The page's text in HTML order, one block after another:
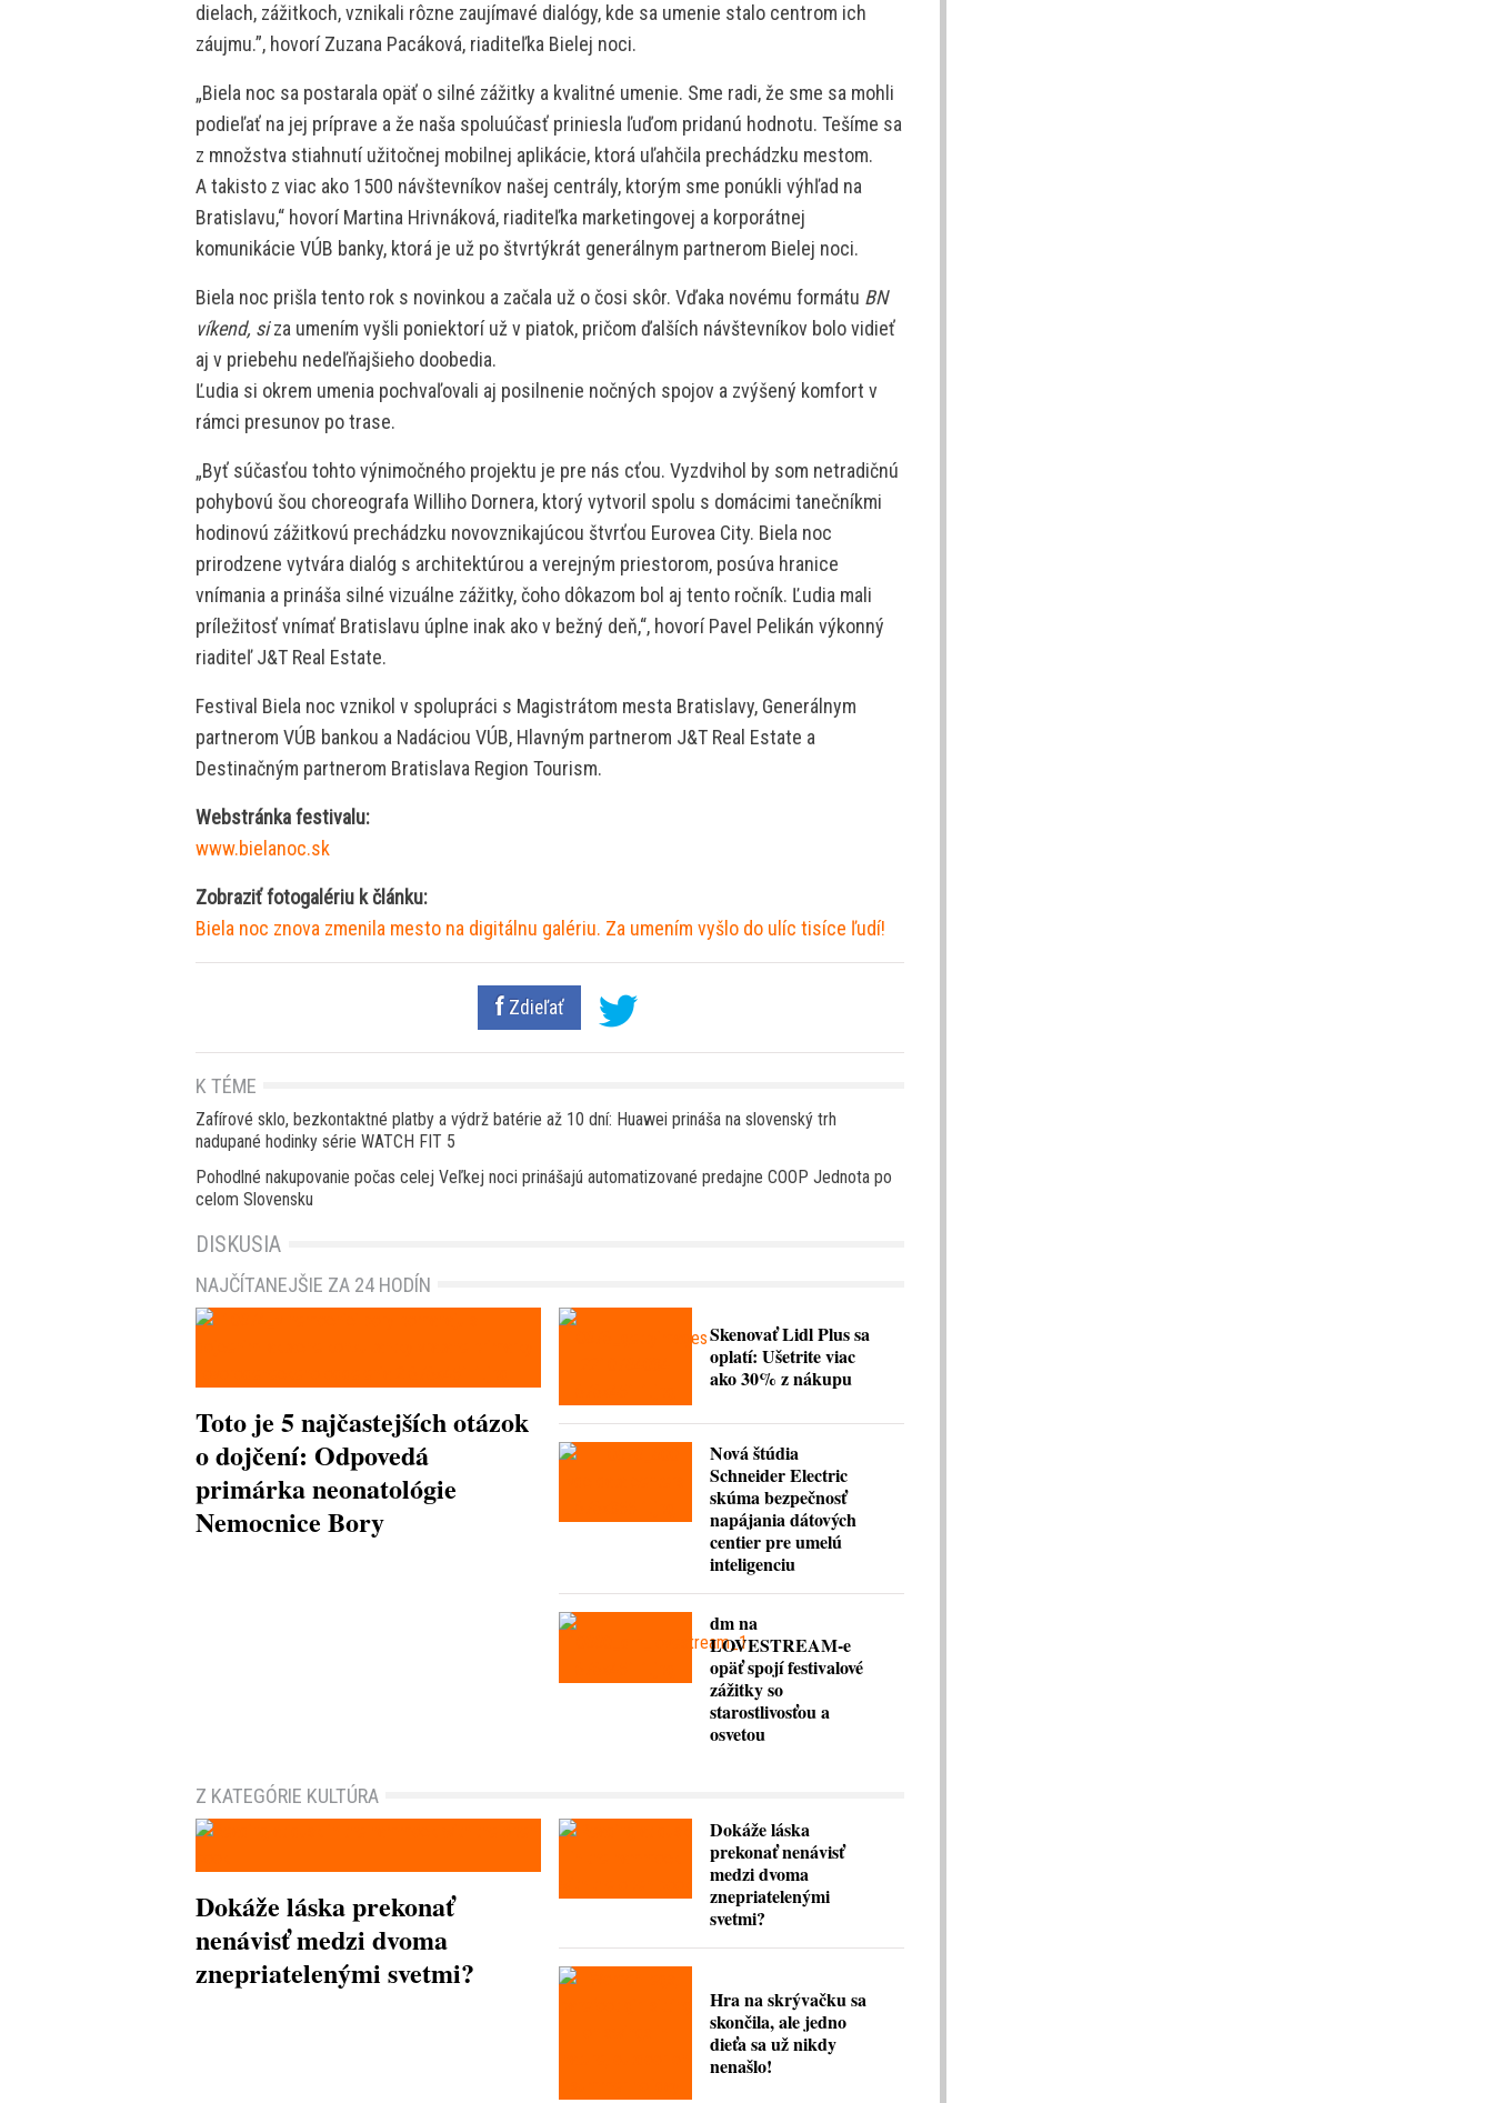
dielach, zážitkoch, vznikali rôzne zaujímavé dialógy, kde sa umenie stalo centrom ich
záujmu.”, hovorí Zuzana Pacáková, riaditeľka Bielej noci.
„Biela noc sa postarala opäť o silné zážitky a kvalitné umenie. Sme radi, že sme sa mohli
podieľať na jej príprave a že naša spoluúčasť priniesla ľuďom pridanú hodnotu. Tešíme sa
z množstva stiahnutí užitočnej mobilnej aplikácie, ktorá uľahčila prechádzku mestom.
A takisto z viac ako 1500 návštevníkov našej centrály, ktorým sme ponúkli výhľad na
Bratislavu,“ hovorí Martina Hrivnáková, riaditeľka marketingovej a korporátnej
komunikácie VÚB banky, ktorá je už po štvrtýkrát generálnym partnerom Bielej noci.
Biela noc prišla tento rok s novinkou a začala už o čosi skôr. Vďaka novému formátu BN
víkend, siza umením vyšli poniektorí už v piatok, pričom ďalších návštevníkov bolo vidieť
aj v priebehu nedeľňajšieho doobedia.
Ľudia si okrem umenia pochvaľovali aj posilnenie nočných spojov a zvýšený komfort v
rámci presunov po trase.
„Byť súčasťou tohto výnimočného projektu je pre nás cťou. Vyzdvihol by som netradičnú
pohybovú šou choreografa Williho Dornera, ktorý vytvoril spolu s domácimi tanečníkmi
hodinovú zážitkovú prechádzku novovznikajúcou štvrťou Eurovea City. Biela noc
prirodzene vytvára dialóg s architektúrou a verejným priestorom, posúva hranice
vnímania a prináša silné vizuálne zážitky, čoho dôkazom bol aj tento ročník. Ľudia mali
príležitosť vnímať Bratislavu úplne inak ako v bežný deň,“, hovorí Pavel Pelikán výkonný
riaditeľ J&T Real Estate.
Festival Biela noc vznikol v spolupráci s Magistrátom mesta Bratislavy, Generálnym
partnerom VÚB bankou a Nadáciou VÚB, Hlavným partnerom J&T Real Estate a
Destinačným partnerom Bratislava Region Tourism.
Webstránka festivalu:
www.bielanoc.sk
Zobraziť fotogalériu k článku:
Biela noc znova zmenila mesto na digitálnu galériu. Za umením vyšlo do ulíc tisíce ľudí!
Zdieľať
K TÉME
Zafírové sklo, bezkontaktné platby a výdrž batérie až 10 dní: Huawei prináša na slovenský trh
nadupané hodinky série WATCH FIT 5
Pohodlné nakupovanie počas celej Veľkej noci prinášajú automatizované predajne COOP Jednota po
celom Slovensku
DISKUSIA
NAJČÍTANEJŠIE ZA 24 HODÍN
Toto je 5 najčastejších otázok
o dojčení: Odpovedá
primárka neonatológie
Nemocnice Bory
Skenovať Lidl Plus sa
oplatí: Ušetrite viac
ako 30% z nákupu
Nová štúdia
Schneider Electric
skúma bezpečnosť
napájania dátových
centier pre umelú
inteligenciu
dm na
LOVESTREAM-e
opäť spojí festivalové
zážitky so
starostlivosťou a
osvetou
Z KATEGÓRIE KULTÚRA
Dokáže láska prekonať
nenávisť medzi dvoma
znepriatelenými svetmi?
Dokáže láska
prekonať nenávisť
medzi dvoma
znepriatelenými
svetmi?
Hra na skrývačku sa
skončila, ale jedno
dieťa sa už nikdy
nenašlo!